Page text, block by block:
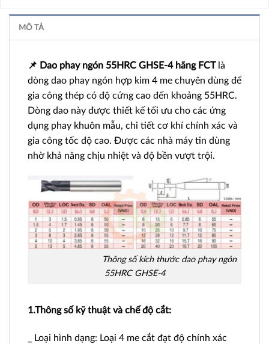
MÔ TẢ
📌 Dao phay ngón 55HRC GHSE-4 hãng FCTlà
dòng dao phay ngón hợp kim 4 me chuyên dùng để
gia công thép có độ cứng cao đến khoảng 55HRC.
Dòng dao này được thiết kế tối ưu cho các ứng
dụng phay khuôn mẫu, chi tiết cơ khí chính xác và
gia công tốc độ cao. Được các nhà máy tin dùng
nhờ khả năng chịu nhiệt và độ bền vượt trội.
Thông số kích thước dao phay ngón
55HRC GHSE-4
1.Thông số kỹ thuật và chế độ cắt:
_ Loại hình dạng: Loại 4 me cắt đạt độ chính xác